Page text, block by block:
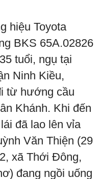
hiệu Toyota
BKS 65A.02826
tuổi, ngụ tại
Ninh Kiều,
từ hướng cầu
Khánh. Khi đến
đã lao lên vỉa
Văn Thiện (29
xã Thới Đông,
đang ngồi uống